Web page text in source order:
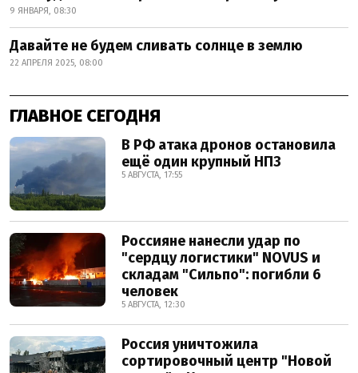
9 ЯНВАРЯ, 08:30
Давайте не будем сливать солнце в землю
22 АПРЕЛЯ 2025, 08:00
ГЛАВНОЕ СЕГОДНЯ
В РФ атака дронов остановила
ещё один крупный НПЗ
5 АВГУСТА, 17:55
Россияне нанесли удар по
"сердцу логистики" NOVUS и
складам "Сильпо": погибли 6
человек
5 АВГУСТА, 12:30
Россия уничтожила
сортировочный центр "Новой